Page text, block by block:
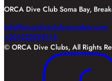
ORCA Dive Club Soma Bay,
info@orca-diveclub-somabay.com
+201225298115
© ORCA Dive Clubs, All Rights